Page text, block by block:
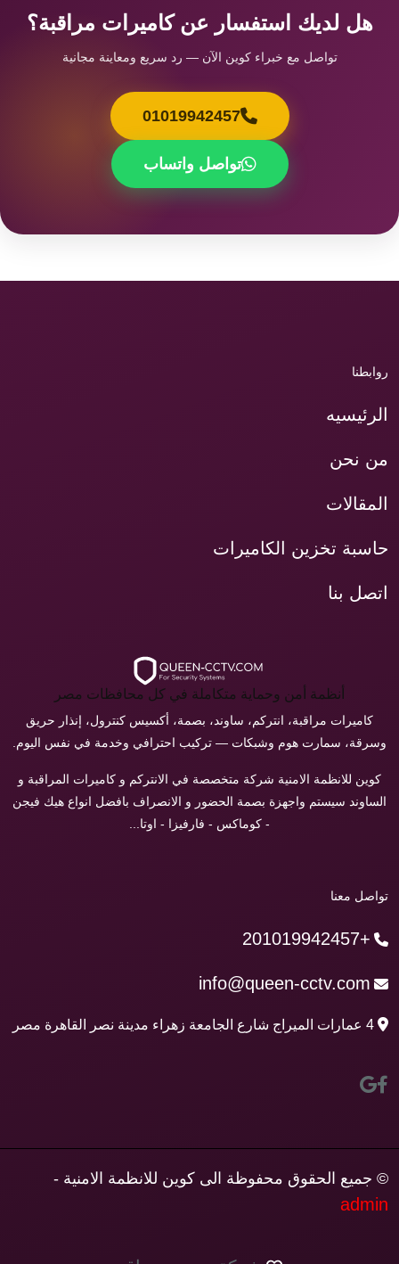
هل لديك استفسار عن كاميرات مراقبة؟
تواصل مع خبراء كوين الآن — رد سريع ومعاينة مجانية
01019942457
تواصل واتساب
روابطنا
الرئيسيه
من نحن
المقالات
حاسبة تخزين الكاميرات
اتصل بنا
أنظمة أمن وحماية متكاملة في كل محافظات مصر
كاميرات مراقبة، انتركم، ساوند، بصمة، أكسيس كنترول، إنذار حريق
وسرقة، سمارت هوم وشبكات — تركيب احترافي وخدمة في نفس اليوم.
كوين للانظمة الامنية شركة متخصصة في الانتركم و كاميرات المراقبة و
الساوند سيستم واجهزة بصمة الحضور و الانصراف بافضل انواع هيك فيجن
- كوماكس - فارفيزا - اوتا...
تواصل معنا
+201019942457
info@queen-cctv.com
4 عمارات الميراج شارع الجامعة زهراء مدينة نصر القاهرة مصر
© جميع الحقوق محفوظة الى كوين للانظمة الامنية -
admin